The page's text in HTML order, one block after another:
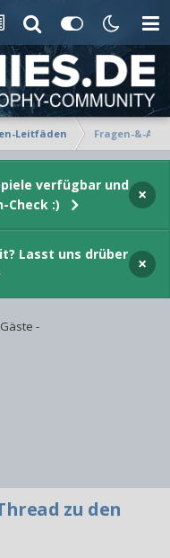
Leitfäden Fragen-&-
verfügbar und
Check :)
×
Lasst uns drüber
×
-
zu den